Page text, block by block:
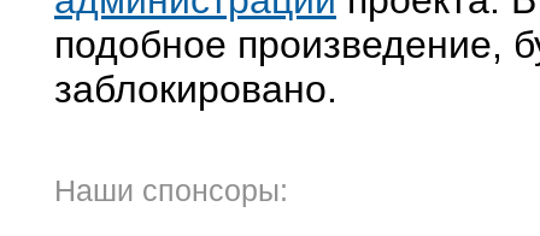
подобное произведение,
заблокировано.
Наши спонсоры: